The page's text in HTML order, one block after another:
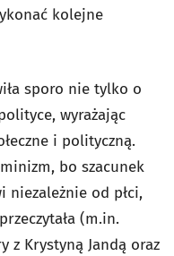
kolejne
sporo nie tylko o
wyrażając
i polityczną.
bo szacunek
niezależnie od płci,
(m.in.
z Krystyną Jandą oraz